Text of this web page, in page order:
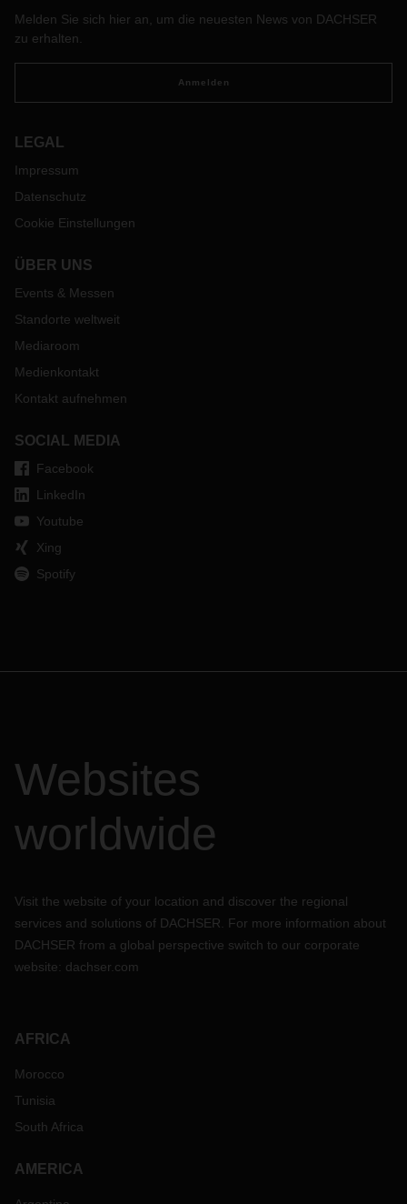
Melden Sie sich hier an, um die neuesten News von DACHSER
zu erhalten.
Anmelden
LEGAL
Impressum
Datenschutz
Cookie Einstellungen
ÜBER UNS
Events & Messen
Standorte weltweit
Mediaroom
Medienkontakt
Kontakt aufnehmen
SOCIAL MEDIA
Facebook
LinkedIn
Youtube
Xing
Spotify
Websites
worldwide
Visit the website of your location and discover the regional
services and solutions of DACHSER. For more information about
DACHSER from a global perspective switch to our corporate
website: dachser.com
AFRICA
Morocco
Tunisia
South Africa
AMERICA